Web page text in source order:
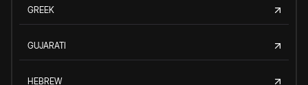
GREEK
GUJARATI
HEBREW